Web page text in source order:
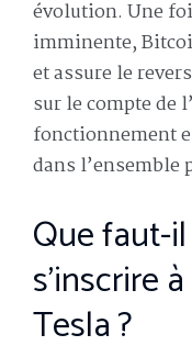
évolution. Une
imminente,
et assure le
sur le compte de
fonctionnement
dans
Que faut-
s’inscrire
Tesla ?